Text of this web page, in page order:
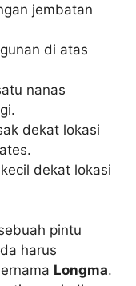
jembatan
di atas
nanas
dekat lokasi
dekat lokasi
pintu
harus
Longma.